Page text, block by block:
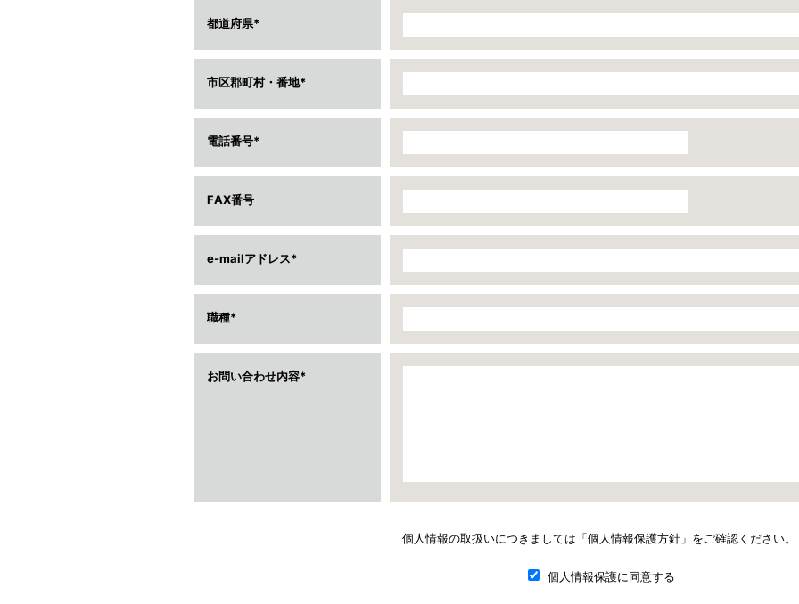
都道府県
市区郡町村・番地
電話番号
FAX番号
e-mailアドレス
職種
お問い合わせ内容
個人情報の取扱いにつきましては 「個人情報保護方針」 をご確認ください。
個人情報保護に同意する